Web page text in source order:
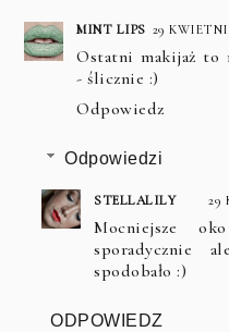
MINT LIPS 29
Ostatni makijaż to
- ślicznie :)
Odpowiedz
Odpowiedzi
STELLALILY 29
Mocniejsze
sporadycznie
spodobało :)
ODPOWIEDZ